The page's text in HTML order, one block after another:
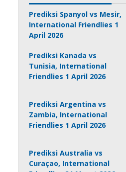
Prediksi Spanyol vs Mesir,
International Friendlies 1
April 2026
Prediksi Kanada vs
Tunisia, International
Friendlies 1 April 2026
Prediksi Argentina vs
Zambia, International
Friendlies 1 April 2026
Prediksi Australia vs
Curaçao, International